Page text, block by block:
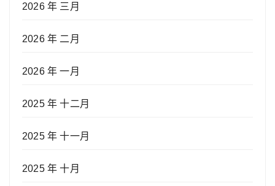
2026 年 三月
2026 年 二月
2026 年 一月
2025 年 十二月
2025 年 十一月
2025 年 十月